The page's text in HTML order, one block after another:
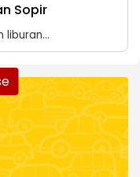
Sopir
liburan...